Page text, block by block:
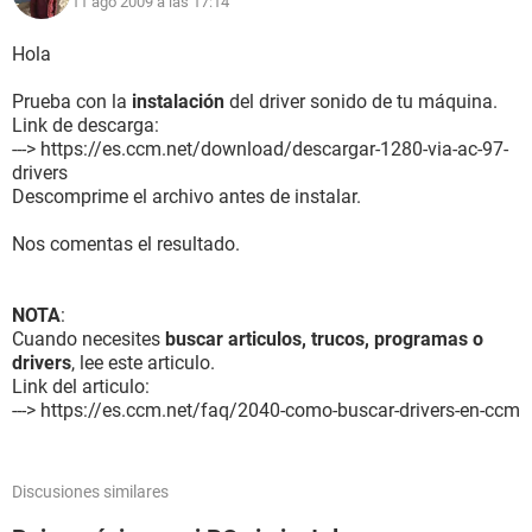
Tipo de procesador DualCore Intel Pentium D 805, 2666 MHz
Nombre de la Placa Base Desconocido
Chipset de la Placa Base VIA P4M800 Pro
Memoria del Sistema 448 MB
Tipo de BIOS Award (04/21/06)
Puerto de comunicación Puerto de comunicaciones (COM1)
Acelerador 3D VIA/S3 UniChrome Pro
Monitor Monitor Plug and Play [NoDB] (HXCL634098)
Multimedia:
Tarjeta de sonido VIA AC'97 Enhanced Audio Controller
Controlador IDE VIA Bus Master IDE Controller - 0571
Controlador IDE VIA Serial ATA Controller - 3149
Hola
Prueba con la instalación del driver sonido de tu máquina.
Link de descarga:
---> https://es.ccm.net/download/descargar-1280-via-ac-97-
drivers
Descomprime el archivo antes de instalar.
Nos comentas el resultado.
NOTA:
Cuando necesites buscar articulos, trucos, programas o
drivers, lee este articulo.
Link del articulo:
---> https://es.ccm.net/faq/2040-como-buscar-drivers-en-ccm
Discusiones similares